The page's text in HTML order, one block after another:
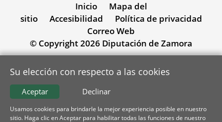
Inicio
Mapa del
sitio
Accesibilidad
Política de privacidad
Correo Web
© Copyright 2026 Diputación de Zamora
Su elección con respecto a las cookies
Declinar
Aceptar
Usamos cookies para brindarle la mejor experiencia posible en nuestro
sitio. Haga clic en Aceptar para habilitar todas las funciones de nuestro